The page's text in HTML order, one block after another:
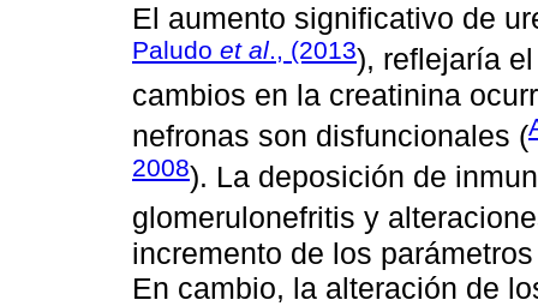
El aumento significativo de
Paludo et al., (2013), reflejaría
cambios en la creatinina
nefronas son disfuncionales (
2008). La deposición de
glomerulonefritis y
incremento de los
En cambio, la alteración de